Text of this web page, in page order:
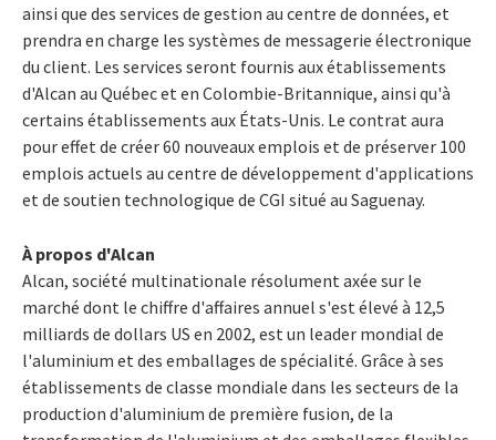
ainsi que des services de gestion au centre de données, et
prendra en charge les systèmes de messagerie électronique
du client. Les services seront fournis aux établissements
d'Alcan au Québec et en Colombie-Britannique, ainsi qu'à
certains établissements aux États-Unis. Le contrat aura
pour effet de créer 60 nouveaux emplois et de préserver 100
emplois actuels au centre de développement d'applications
et de soutien technologique de CGI situé au Saguenay.
À propos d'Alcan
Alcan, société multinationale résolument axée sur le
marché dont le chiffre d'affaires annuel s'est élevé à 12,5
milliards de dollars US en 2002, est un leader mondial de
l'aluminium et des emballages de spécialité. Grâce à ses
établissements de classe mondiale dans les secteurs de la
production d'aluminium de première fusion, de la